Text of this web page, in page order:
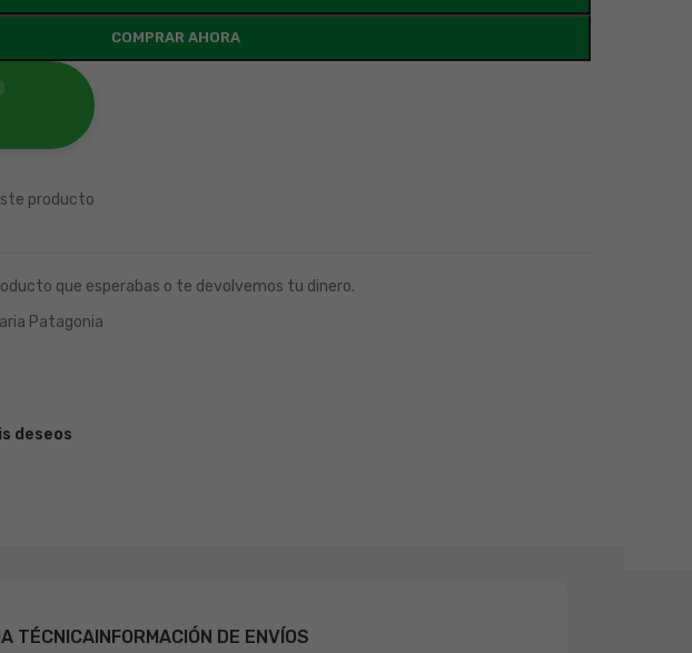
COMPRAR AHORA
producto
que esperabas o te devolvemos tu dinero.
Patagonia
deseos
TÉCNICAINFORMACIÓN DE ENVÍOS